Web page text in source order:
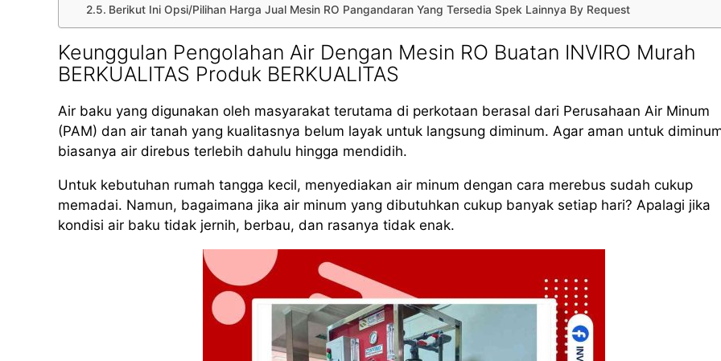
Berikut Ini Opsi/Pilihan Harga Jual Mesin RO Pangandaran Yang Tersedia Spek Lainnya By Request
Keunggulan Pengolahan Air Dengan Mesin RO Buatan INVIRO Murah
BERKUALITAS Produk BERKUALITAS
Air baku yang digunakan oleh masyarakat terutama di perkotaan berasal dari Perusahaan Air Minum
(PAM) dan air tanah yang kualitasnya belum layak untuk langsung diminum. Agar aman untuk
biasanya air direbus terlebih dahulu hingga mendidih.
Untuk kebutuhan rumah tangga kecil, menyediakan air minum dengan cara merebus sudah cukup
memadai. Namun, bagaimana jika air minum yang dibutuhkan cukup banyak setiap hari? Apalagi jika
kondisi air baku tidak jernih, berbau, dan rasanya tidak enak.